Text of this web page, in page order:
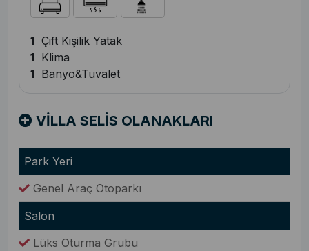
1 Çift Kişilik Yatak
1 Klima
1 Banyo&Tuvalet
VİLLA SELİS OLANAKLARI
Park Yeri
Genel Araç Otoparkı
Salon
Lüks Oturma Grubu